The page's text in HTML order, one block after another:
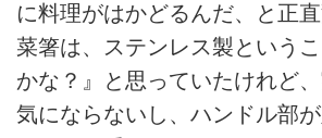
に料理がはかどるんだ、と正直
菜箸は、ステンレス製という
かな？』と思っていたけれど
気にならないし、ハンドル部